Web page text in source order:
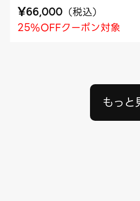
¥66,000 （税込）
25%OFFクーポン対象
もっと